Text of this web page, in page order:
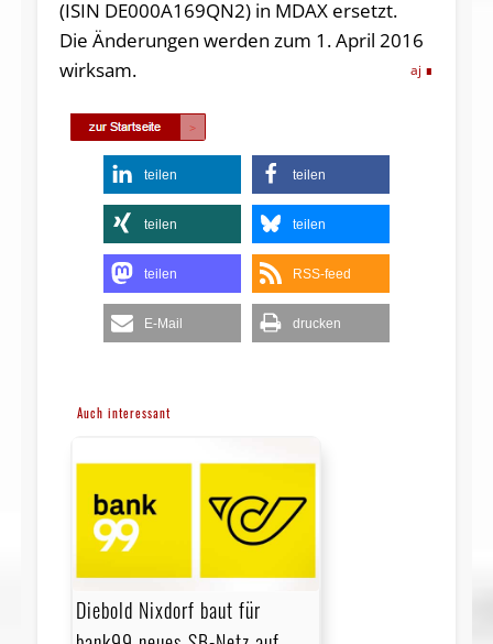
(ISIN DE000A169QN2) in MDAX ersetzt.
Die Änderungen werden zum 1. April 2016
wirksam.
aj
teilen teilen
teilen teilen
teilen RSS-feed
E-Mail drucken
Auch interessant
Diebold Nixdorf baut für